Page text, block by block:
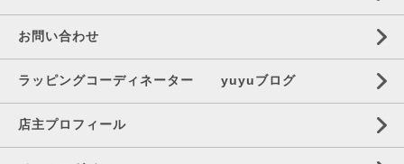
お問い合わせ
ラッピングコーディネーター yuyuブログ
店主プロフィール